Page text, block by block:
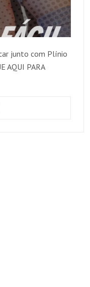
junto com Plínio
AQUI PARA